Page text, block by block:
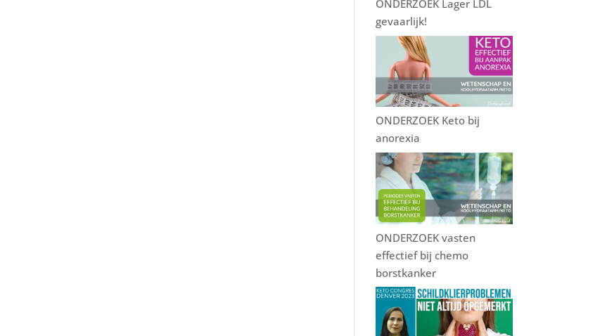
ONDERZOEK Lager LDL
gevaarlijk!
ONDERZOEK Keto bij
anorexia
ONDERZOEK vasten
effectief bij chemo
borstkanker